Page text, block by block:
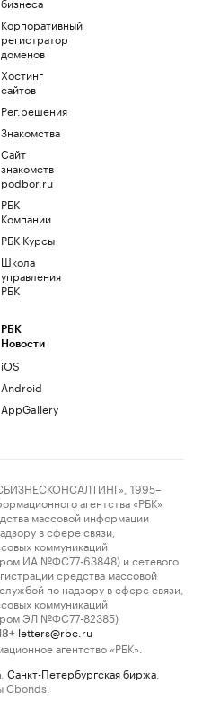
Корпоративный
регистратор
доменов
Хостинг
сайтов
Рег.решения
Знакомства
Сайт
знакомств
podbor.ru
РБК
Компании
РБК Курсы
Школа
управления
РБК
РБК
Новости
iOS
Android
AppGallery
1995–
агентства «РБК»
массовой информации
в сфере связи,
коммуникаций
ИА №ФС77-63848) и сетевого
средства массовой
по надзору в сфере связи,
коммуникаций
ЭЛ №ФС77-82385)
letters@rbc.ru
агентство «РБК».
Санкт-Петербургская биржа
Cbonds.